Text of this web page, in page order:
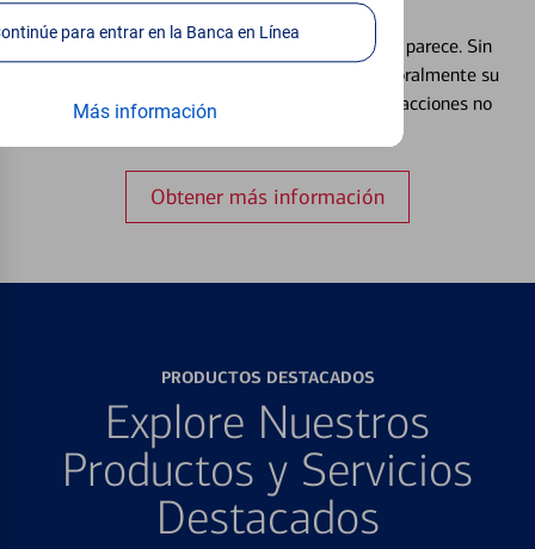
Continúe para entrar en la Banca en Línea
Más información
Extraviar una tarjeta es más común de lo que parece. Sin
embargo, puede bloquear y desbloquear temporalmente su
tarjeta de débito para ayudar a prevenir transacciones no
Obtener más información
PRODUCTOS DESTACADOS
Explore Nuestros
Productos y Servicios
Destacados